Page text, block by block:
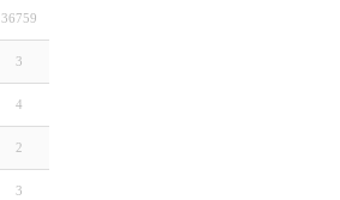
36759
3
4
2
3